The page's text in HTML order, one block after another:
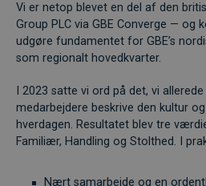
Vi er netop blevet en del af den
Group PLC via GBE Converge — og
udgøre fundamentet for GBE’s
som regionalt hovedkvarter.
I 2023 satte vi ord på det, vi
medarbejdere beskrive den kultur
hverdagen. Resultatet blev tre
Familiær, Handling og Stolthed. I
Nært samarbejde og en